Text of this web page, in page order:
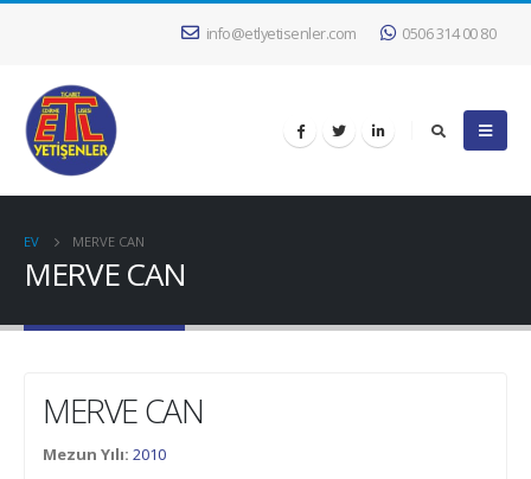
info@etlyetisenler.com 0506 314 00 80
EV MERVE CAN
MERVE CAN
MERVE CAN
Mezun Yılı: 2010